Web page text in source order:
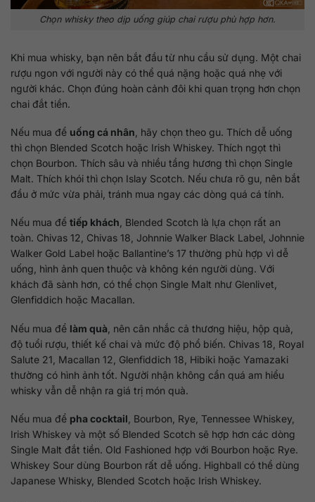
Chọn whisky theo dịp uống giúp chai rượu phù hợp hơn.
Khi mua whisky, bạn nên bắt đầu từ nhu cầu sử dụng. Một chai
rượu ngon với người này có thể quá nặng hoặc quá nhẹ với
người khác. Chọn đúng hoàn cảnh đôi khi quan trọng hơn chọn
chai đắt tiền.
Nếu mua để uống cá nhân , hãy chọn theo gu. Thích dễ uống
thì chọn Blended Scotch hoặc Irish Whiskey. Thích ngọt thì
chọn Bourbon. Thích sâu và nhiều tầng hương thì chọn Single
Malt. Thích khói thì chọn Islay Scotch. Nếu chưa rõ gu, nên bắt
đầu ở mức vừa phải, tránh mua ngay các dòng quá cá tính.
Nếu mua để tiếp khách, Blended Scotch là lựa chọn rất an
toàn. Chivas 12, Chivas 18, Johnnie Walker Black Label, Johnnie
Walker Gold Label hoặc Ballantine’s 17 thường phù hợp vì dễ
uống, hình ảnh quen thuộc và không kén người dùng. Với
khách đã sành hơn, có thể chọn Single Malt như Glenlivet,
Glenfiddich hoặc Macallan.
Nếu mua để làm quà , nên cân nhắc cả thương hiệu, hộp quà,
độ tuổi rượu, thiết kế chai và mức độ phổ biến. Chivas 18, Royal
Salute 21, Macallan 12, Glenfiddich 18, Hibiki hoặc Yamazaki
thường có hình ảnh tốt. Người nhận không cần quá am hiểu
whisky vẫn dễ nhận ra giá trị món quà.
Nếu mua để pha cocktail , Bourbon, Rye, Tennessee Whiskey,
Irish Whiskey và một số Blended Scotch sẽ hợp hơn các dòng
Single Malt đắt tiền. Old Fashioned hợp với Bourbon hoặc Rye.
Whiskey Sour dùng Bourbon rất dễ uống. Highball có thể dùng
Japanese Whisky, Blended Scotch hoặc Irish Whiskey.